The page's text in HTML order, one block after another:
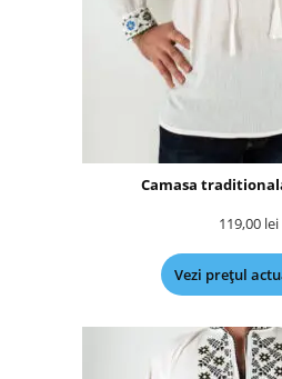
Camasa
119,00 lei
Vezi prețul